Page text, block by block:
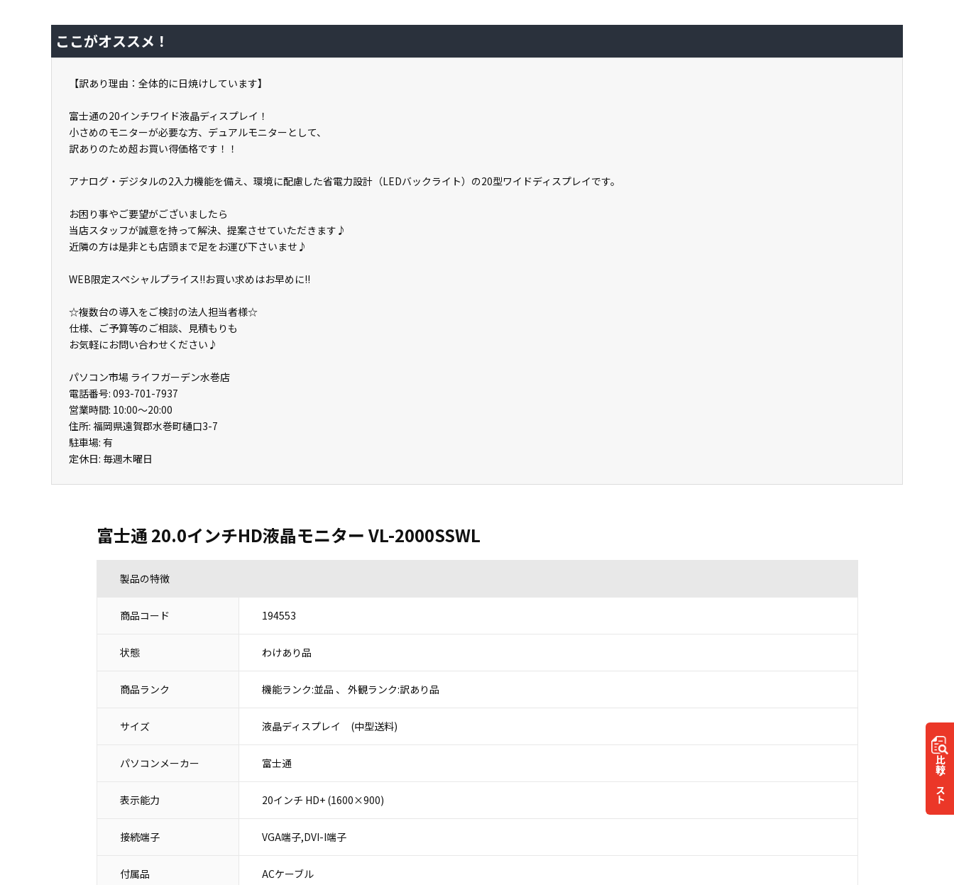
比較
リスト
ここがオススメ！
【訳あり理由：全体的に日焼けしています】
富士通の20インチワイド液晶ディスプレイ！
小さめのモニターが必要な方、デュアルモニターとして、
訳ありのため超お買い得価格です！！
アナログ・デジタルの2入力機能を備え、環境に配慮した省電力設計（LEDバックライト）の20型ワイドディスプレイです。
お困り事やご要望がございましたら
当店スタッフが誠意を持って解決、提案させていただきます♪
近隣の方は是非とも店頭まで足をお運び下さいませ♪
WEB限定スペシャルプライス!!お買い求めはお早めに!!
☆複数台の導入をご検討の法人担当者様☆
仕様、ご予算等のご相談、見積もりも
お気軽にお問い合わせください♪
パソコン市場 ライフガーデン水巻店
電話番号: 093-701-7937
営業時間: 10:00～20:00
住所: 福岡県遠賀郡水巻町樋口3-7
駐車場: 有
定休日: 毎週木曜日
富士通 20.0インチHD液晶モニター VL-2000SSWL
製品の特徴
商品コード 194553
状態 わけあり品
商品ランク 機能ランク:並品 、 外観ランク:訳あり品
サイズ 液晶ディスプレイ (中型送料)
パソコンメーカー 富士通
表示能力 20インチ HD+ (1600×900)
接続端子 VGA端子,DVI-I端子
付属品 ACケーブル